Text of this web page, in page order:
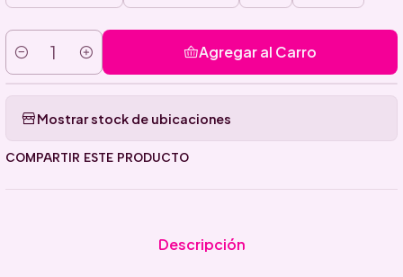
Cantidad
Agregar al Carro
Mostrar stock de ubicaciones
COMPARTIR ESTE PRODUCTO
Descripción